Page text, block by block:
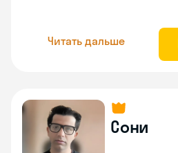
Читать дальше
Сони